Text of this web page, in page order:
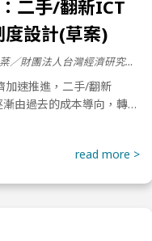
二手/翻新ICT
度設計(草案)
作者：陳盈棻／財團法人台灣經濟研究院/專案經理
加速推進，二手/翻新
由過去的成本導向，轉
品製造」為核心的線性
read more >